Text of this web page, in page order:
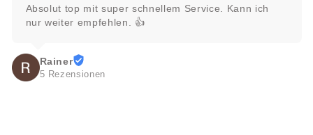
Absolut top mit super schnellem Service. Kann ich
nur weiter empfehlen. 👍
Rainer
5 Rezensionen